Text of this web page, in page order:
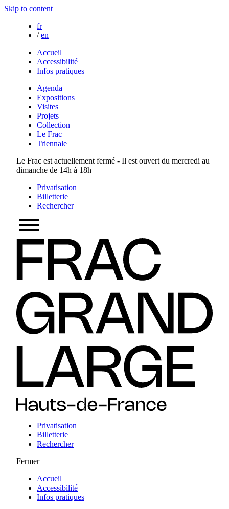
Skip to content
fr
/ en
Accueil
Accessibilité
Infos pratiques
Agenda
Expositions
Visites
Projets
Collection
Le Frac
Triennale
Le Frac est actuellement fermé - Il est ouvert du mercredi au
dimanche de 14h à 18h
Privatisation
Billetterie
Rechercher
Privatisation
Billetterie
Rechercher
Fermer
Accueil
Accessibilité
Infos pratiques